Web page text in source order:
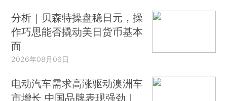
分析｜贝森特操盘稳日元，操
作巧思能否撬动美日货币基本
面
2026年08月06日
电动汽车需求高涨驱动澳洲车
市增长 中国品牌表现强劲｜